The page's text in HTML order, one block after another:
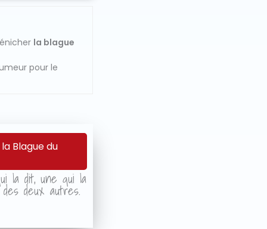
la blague
pour le
Blague du
la dit, une qui la
deux autres.